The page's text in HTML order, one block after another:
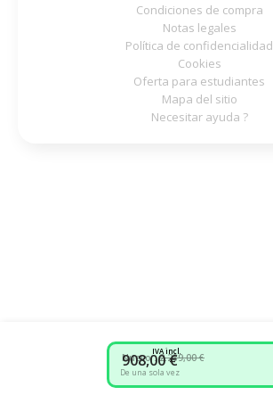
Nuevo :2.289,00 €
908,00 €
IVA incl.
De una sola vez
Condiciones de compra
Notas legales
Política de confidencialidad
Cookies
Oferta para estudiantes
Mapa del sitio
Necesitar ayuda ?